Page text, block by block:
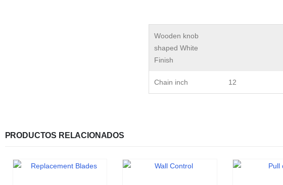
Wooden knob
shaped White
Finish
Chain inch 12
PRODUCTOS RELACIONADOS